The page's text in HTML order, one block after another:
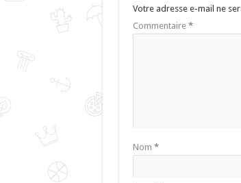
Votre adresse e-mail ne
Commentaire *
Nom *